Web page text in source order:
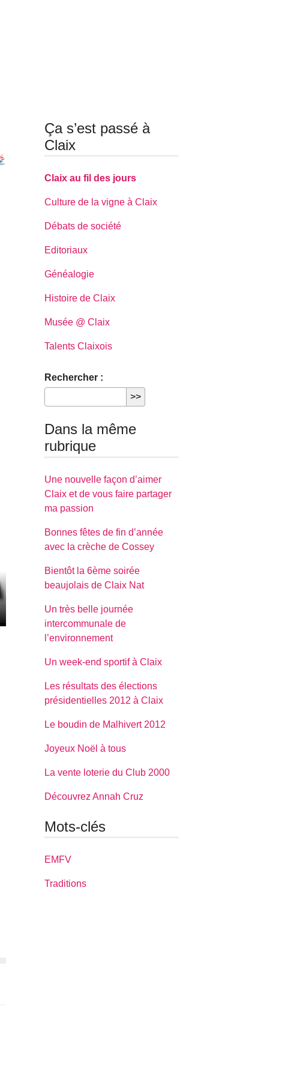
Ça s’est passé à
Claix
Claix au fil des jours
Culture de la vigne à Claix
Débats de société
Editoriaux
Généalogie
Histoire de Claix
Musée @ Claix
Talents Claixois
Rechercher :
Dans la même
rubrique
Une nouvelle façon d’aimer
Claix et de vous faire partager
ma passion
Bonnes fêtes de fin d’année
avec la crèche de Cossey
Bientôt la 6ème soirée
beaujolais de Claix Nat
Un très belle journée
intercommunale de
l’environnement
Un week-end sportif à Claix
Les résultats des élections
présidentielles 2012 à Claix
Le boudin de Malhivert 2012
Joyeux Noël à tous
La vente loterie du Club 2000
Découvrez Annah Cruz
Mots-clés
EMFV
Traditions